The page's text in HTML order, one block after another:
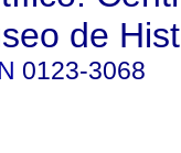
de
0123-3068